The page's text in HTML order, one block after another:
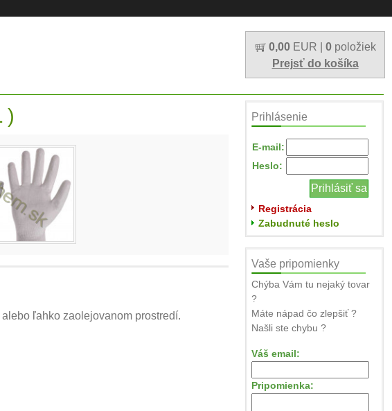
0,00 EUR | 0 položiek
Prejsť do košíka
)
ľahko zaolejovanom prostredí.
Prihlásenie
E-mail:
Heslo:
Registrácia
Zabudnuté heslo
Vaše pripomienky
Chýba Vám tu nejaký tovar
?
Máte nápad čo zlepšiť ?
Našli ste chybu ?
Váš email:
Pripomienka: